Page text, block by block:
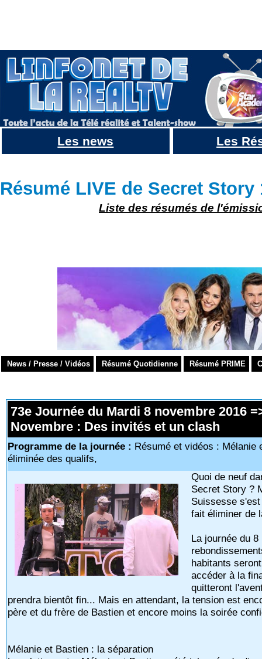
Les news Les
Résumé LIVE de Secret Story
Liste des résumés de
News / Presse / Vidéos Résumé Quotidienne Résumé PRIME
73e Journée du Mardi 8 novembre 2016
Novembre : Des invités et un clash
Programme de la journée : Résumé et vidéos :
éliminée des qualifs,
Quoi de neuf
Secret Story ?
Suissesse
fait éliminer de
La journée du
habitants
accéder à la
quitteront
prendra bientôt fin... Mais en attendant, la tension est
père et du frère de Bastien et encore moins la soirée
Mélanie et Bastien : la séparation